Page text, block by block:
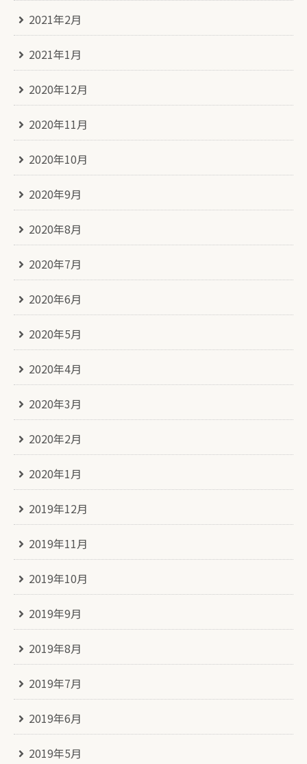
2021年2月
2021年1月
2020年12月
2020年11月
2020年10月
2020年9月
2020年8月
2020年7月
2020年6月
2020年5月
2020年4月
2020年3月
2020年2月
2020年1月
2019年12月
2019年11月
2019年10月
2019年9月
2019年8月
2019年7月
2019年6月
2019年5月